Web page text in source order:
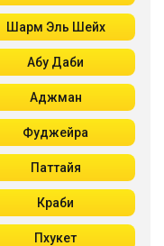
Шарм Эль Шейх
Абу Даби
Аджман
Фуджейра
Паттайя
Краби
Пхукет